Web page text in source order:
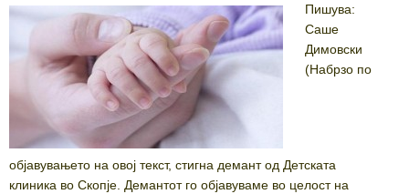
Пишува:
Саше
Димовски
(Набрзо по
објавувањето на овој текст, стигна демант од Детската
клиника во Скопје. Демантот го објавуваме во целост на